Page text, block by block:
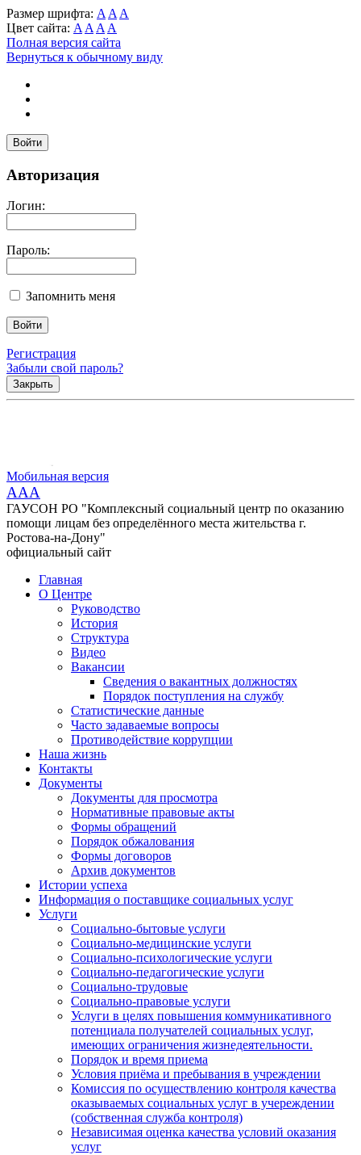
Размер шрифта: A A A
Цвет сайта: A A A A
Полная версия сайта
Вернуться к обычному виду
Войти
Авторизация
Логин:
Пароль:
Запомнить меня
Регистрация
Забыли свой пароль?
Закрыть
Мобильная версия
AAA
ГАУСОН РО "Комплексный социальный центр по оказанию
помощи лицам без определённого места жительства г.
Ростова-на-Дону"
официальный сайт
Главная
О Центре
Руководство
История
Структура
Видео
Вакансии
Сведения о вакантных должностях
Порядок поступления на службу
Статистические данные
Часто задаваемые вопросы
Противодействие коррупции
Наша жизнь
Контакты
Документы
Документы для просмотра
Нормативные правовые акты
Формы обращений
Порядок обжалования
Формы договоров
Архив документов
Истории успеха
Информация о поставщике социальных услуг
Услуги
Социально-бытовые услуги
Социально-медицинские услуги
Социально-психологические услуги
Социально-педагогические услуги
Социально-трудовые
Социально-правовые услуги
Услуги в целях повышения коммуникативного
потенциала получателей социальных услуг,
имеющих ограничения жизнедеятельности.
Порядок и время приема
Условия приёма и пребывания в учреждении
Комиссия по осуществлению контроля качества
оказываемых социальных услуг в учереждении
(собственная служба контроля)
Независимая оценка качества условий оказания
услуг